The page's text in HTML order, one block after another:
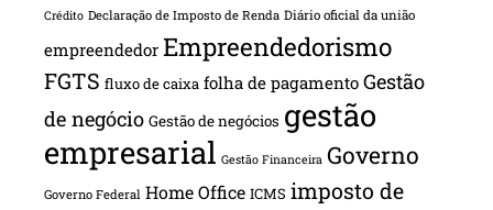
Crédito Declaração de Imposto de Renda Diário oficial da união
empreendedor Empreendedorismo
FGTS fluxo de caixa folha de pagamento Gestão
de negócio Gestão de negócios gestão
empresarial Gestão Financeira Governo
Governo Federal Home Office ICMS imposto de